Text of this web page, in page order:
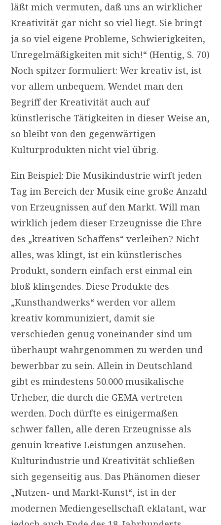
läßt mich vermuten, daß uns an wirklicher
Kreativität gar nicht so viel liegt. Sie bringt
ja so viel eigene Probleme, Schwierigkeiten,
Unregelmäßigkeiten mit sich!“ (Hentig, S. 70)
Noch spitzer formuliert: Wer kreativ ist, ist
vor allem unbequem. Wendet man den
Begriff der Kreativität auch auf
künstlerische Tätigkeiten in dieser Weise an,
so bleibt von den gegenwärtigen
Kulturprodukten nicht viel übrig.
Ein Beispiel: Die Musikindustrie wirft jeden
Tag im Bereich der Musik eine große Anzahl
von Erzeugnissen auf den Markt. Will man
wirklich jedem dieser Erzeugnisse die Ehre
des „kreativen Schaffens“ verleihen? Nicht
alles, was klingt, ist ein künstlerisches
Produkt, sondern einfach erst einmal ein
bloß klingendes. Diese Produkte des
„Kunsthandwerks“ werden vor allem
kreativ kommuniziert, damit sie
verschieden genug voneinander sind um
überhaupt wahrgenommen zu werden und
bewerbbar zu sein. Allein in Deutschland
gibt es mindestens 50.000 musikalische
Urheber, die durch die GEMA vertreten
werden. Doch dürfte es einigermaßen
schwer fallen, alle deren Erzeugnisse als
genuin kreative Leistungen anzusehen.
Kulturindustrie und Kreativität schließen
sich gegenseitig aus. Das Phänomen dieser
„Nutzen- und Markt-Kunst“, ist in der
modernen Mediengesellschaft eklatant, war